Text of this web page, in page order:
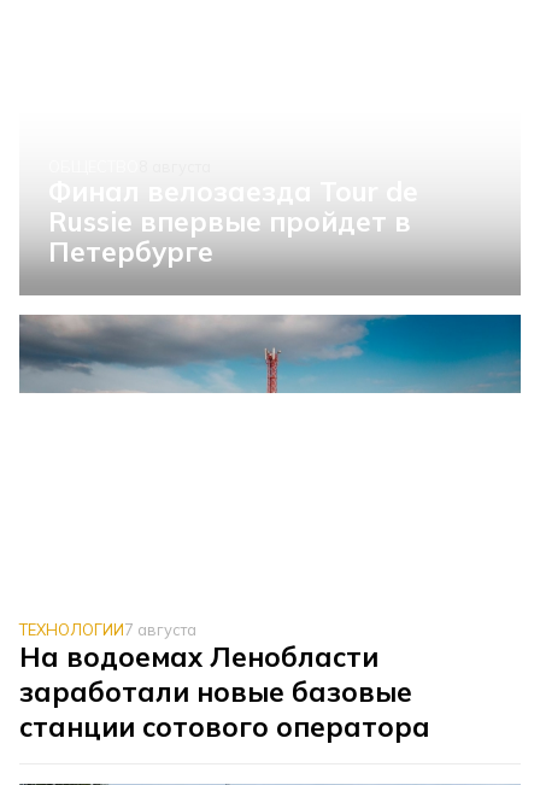
Russie впервые пройдет в
Петербурге
ТЕХНОЛОГИИ7 августа
На водоемах Ленобласти
заработали новые базовые
станции сотового оператора